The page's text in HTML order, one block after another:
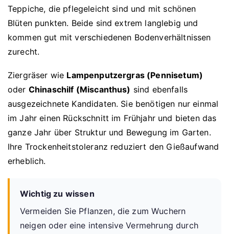
Teppiche, die pflegeleicht sind und mit schönen
Blüten punkten. Beide sind extrem langlebig und
kommen gut mit verschiedenen Bodenverhältnissen
zurecht.
Ziergräser wie Lampenputzergras (Pennisetum)
oder Chinaschilf (Miscanthus) sind ebenfalls
ausgezeichnete Kandidaten. Sie benötigen nur einmal
im Jahr einen Rückschnitt im Frühjahr und bieten das
ganze Jahr über Struktur und Bewegung im Garten.
Ihre Trockenheitstoleranz reduziert den Gießaufwand
erheblich.
Wichtig zu wissen
Vermeiden Sie Pflanzen, die zum Wuchern
neigen oder eine intensive Vermehrung durch